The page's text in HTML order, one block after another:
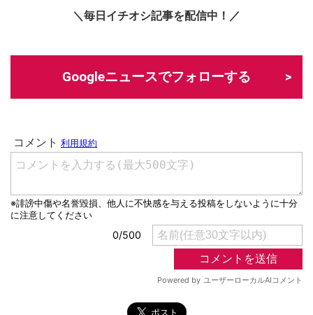
＼毎日イチオシ記事を配信中！／
Googleニュースでフォローする